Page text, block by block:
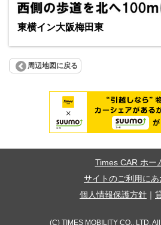
東横イン大阪梅田東
周辺地図に戻る
Times CAR ホー
サイトのご利用にあ
個人情報保護方針
(C) TIMES MOBILITY CO., LTD.